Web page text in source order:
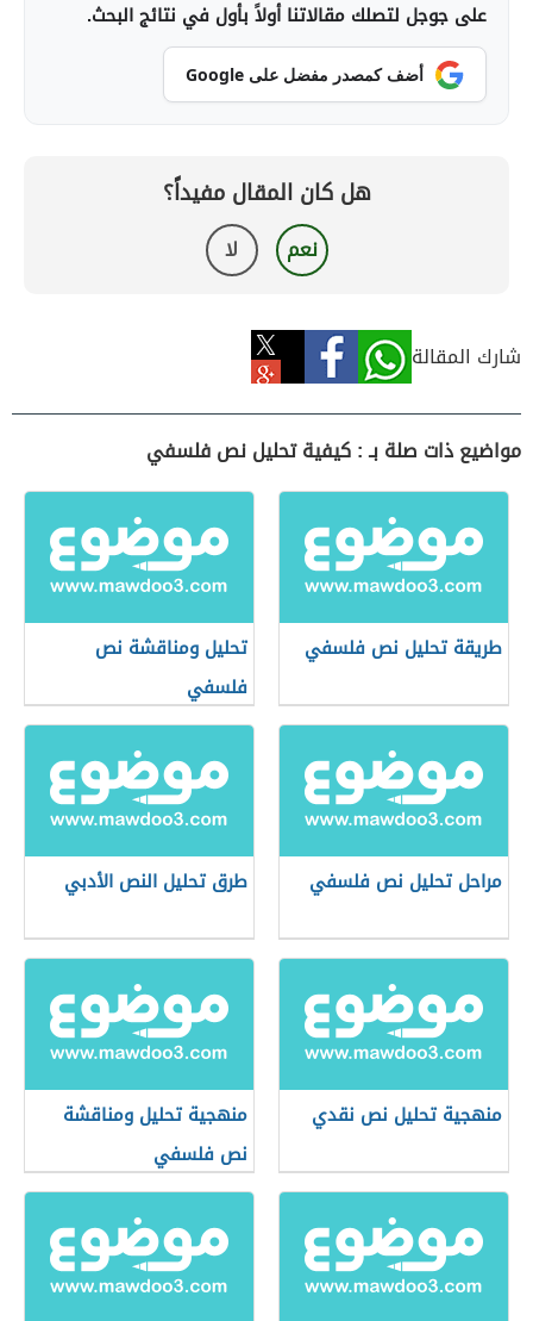
على جوجل لتصلك مقالاتنا أولاً بأول في نتائج البحث.
أضف كمصدر مفضل على Google
هل كان المقال مفيداً؟
نعم لا
شارك المقالة
مواضيع ذات صلة بـ : كيفية تحليل نص فلسفي
طريقة تحليل نص فلسفي
تحليل ومناقشة نص
فلسفي
مراحل تحليل نص فلسفي طرق تحليل النص الأدبي
منهجية تحليل نص نقدي
منهجية تحليل ومناقشة
نص فلسفي